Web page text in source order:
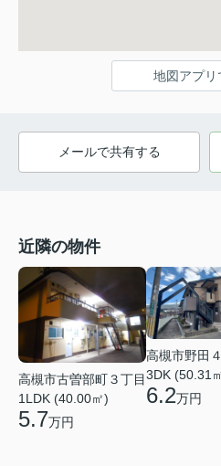
地図アプリ
メールで共有する
近隣の物件
高槻市古曽部町３丁目
1LDK (40.00㎡)
5.7万円
高槻市野田
3DK (50.31
6.2万円